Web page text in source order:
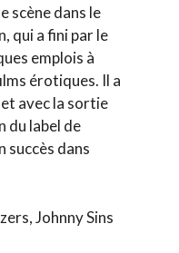
scène dans le
qui a fini par le
emplois à
érotiques. Il a
avec la sortie
du label de
succès dans
Johnny Sins